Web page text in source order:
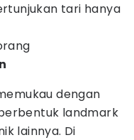
tari hanya
dengan
landmark
lainnya. Di